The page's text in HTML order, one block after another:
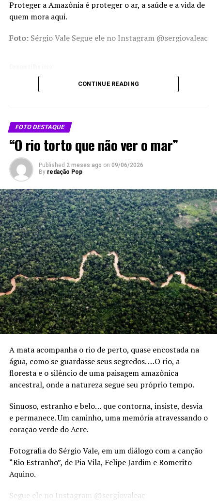
Proteger a Amazônia é proteger o ar, a saúde e a vida de
quem mora aqui.
Foto:Sérgio Vale Segue ele no Instagram @sergiovaleac
Facebook WhatsApp
LinkedIn Telegram
CONTINUE READING
FOTO DESTAQUE
“O rio torto que não ver o mar”
Published 2 meses ago on 09/06/2026
By redação Pop
A mata acompanha o rio de perto, quase encostada na
água, como se guardasse seus segredos. …O rio, a
floresta e o silêncio de uma paisagem amazônica
ancestral, onde a natureza segue seu próprio tempo.
Sinuoso, estranho e belo… que contorna, insiste, desvia
e permanece. Um caminho, uma memória atravessando o
coração verde do Acre.
Fotografia do Sérgio Vale, em um diálogo com a canção
“Rio Estranho”, de Pia Vila, Felipe Jardim e Romerito
Aquino.
Segue ele no Instagram @sergiovaleac